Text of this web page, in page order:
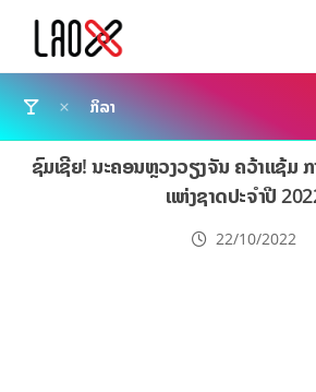
ກິລາ
ຊົມເຊີຍ! ນະຄອນຫຼວງວຽງຈັນ ຄວ້າແຊ້ມ ກ
ແຫ່ງຊາດປະຈຳປີ
22/10/2022